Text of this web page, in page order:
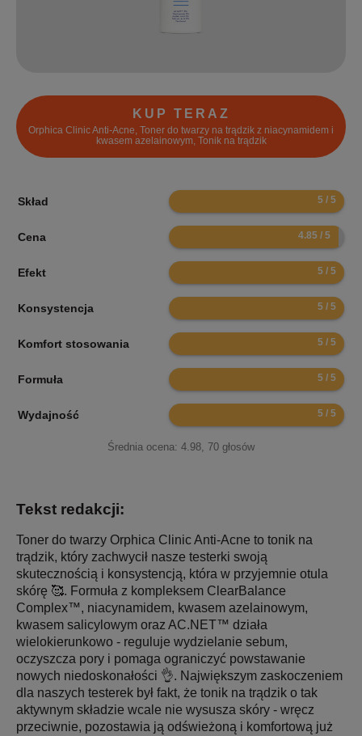
KUP TERAZ
Orphica Clinic Anti-Acne, Toner do twarzy na trądzik z niacynamidem i
kwasem azelainowym, Tonik na trądzik
Skład 10
Cena 9.7
Efekt 10
Konsystencja 10
Komfort stosowania 10
Formuła 10
Wydajność 10
Średnia ocena: 4.98, 70 głosów
Tekst redakcji:
Toner do twarzy Orphica Clinic Anti-Acne to tonik na
trądzik, który zachwycił nasze testerki swoją
skutecznością i konsystencją, która w przyjemnie otula
skórę 🥰. Formuła z kompleksem ClearBalance
Complex™, niacynamidem, kwasem azelainowym,
kwasem salicylowym oraz AC.NET™ działa
wielokierunkowo - reguluje wydzielanie sebum,
oczyszcza pory i pomaga ograniczyć powstawanie
nowych niedoskonałości 👌. Największym zaskoczeniem
dla naszych testerek był fakt, że tonik na trądzik o tak
aktywnym składzie wcale nie wysusza skóry - wręcz
przeciwnie, pozostawia ją odświeżoną i komfortową już